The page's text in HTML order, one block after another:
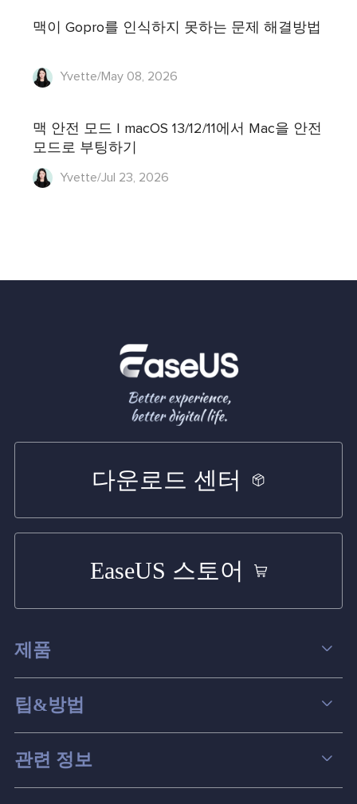
맥이 Gopro를 인식하지 못하는 문제 해결방법
Yvette/May 08, 2026
맥 안전 모드 | macOS 13/12/11에서 Mac을 안전
모드로 부팅하기
Yvette/Jul 23, 2026
다운로드 센터
EaseUS 스토어
제품
데이터 복구
파티션 관리
스크린 레코더
팁&방법
컴퓨터 데이터 복구 팁
맥 데이터 복구 팁
관련 정보